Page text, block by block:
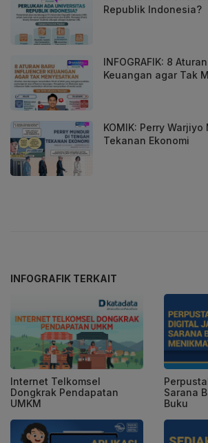
Republik Indonesia?
INFOGRAFIK: 8
Keuangan agar Tak
KOMIK: Perry
Tekanan Ekonomi
INFOGRAFIK TERKAIT
Internet Telkomsel
Dongkrak Pendapatan
UMKM
Sarana
Buku